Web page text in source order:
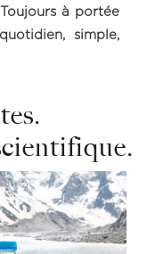
à portée
simple,